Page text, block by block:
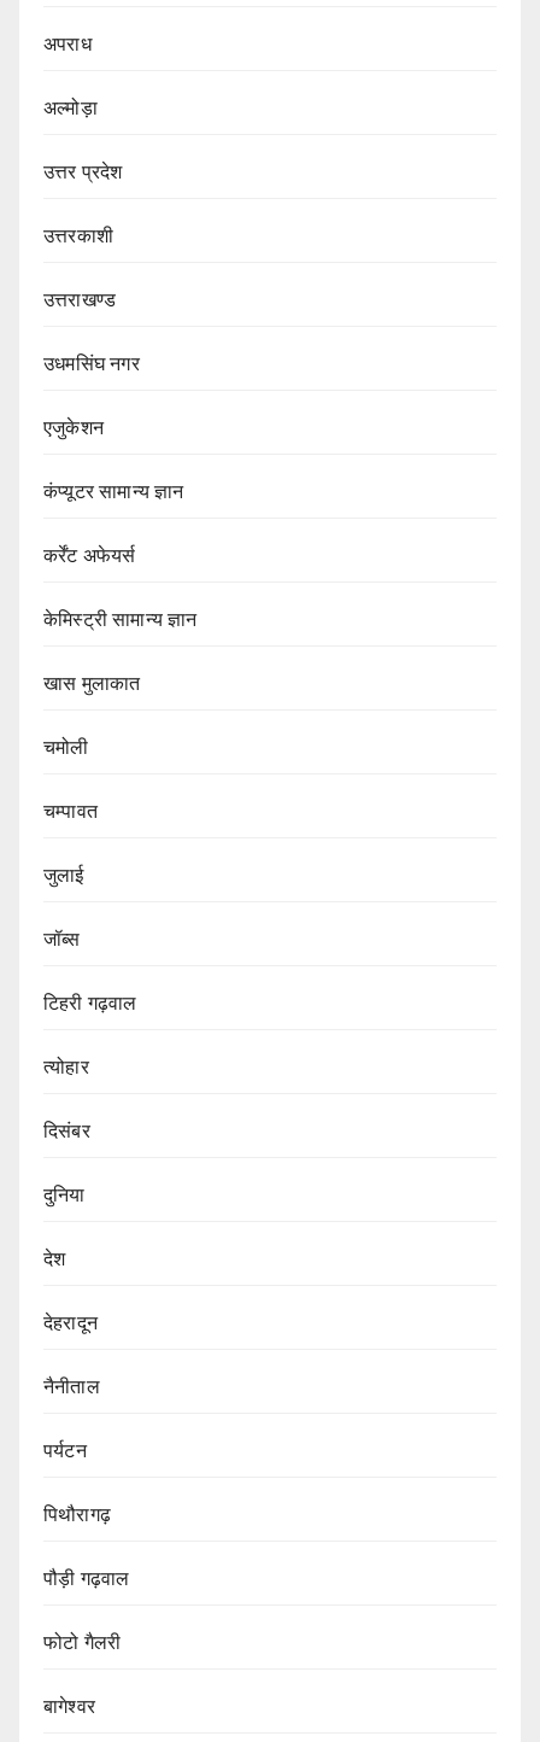
अपराध
अल्मोड़ा
उत्तर प्रदेश
उत्तरकाशी
उत्तराखण्ड
उधमसिंघ नगर
एजुकेशन
कंप्यूटर सामान्य ज्ञान
कर्रेंट अफेयर्स
केमिस्ट्री सामान्य ज्ञान
खास मुलाकात
चमोली
चम्पावत
जुलाई
जॉब्स
टिहरी गढ़वाल
त्योहार
दिसंबर
दुनिया
देश
देहरादून
नैनीताल
पर्यटन
पिथौरागढ़
पौड़ी गढ़वाल
फोटो गैलरी
बागेश्वर